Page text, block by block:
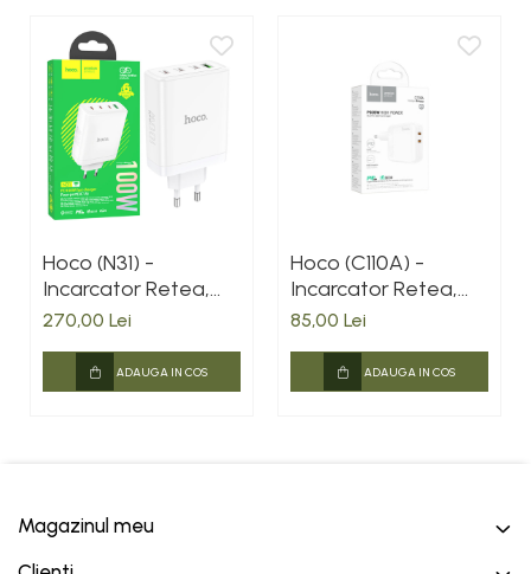
Gemini poate să facă greș
Hoco (N31) -
Incarcator Retea,
GaN, 100W, 3xUSB-
3.0, White
270,00 Lei
ADAUGA IN COS
Hoco (C110A) -
Incarcator Retea,
35W, 2xUSB-C, PD,
85,00 Lei
ADAUGA IN COS
Magazinul meu